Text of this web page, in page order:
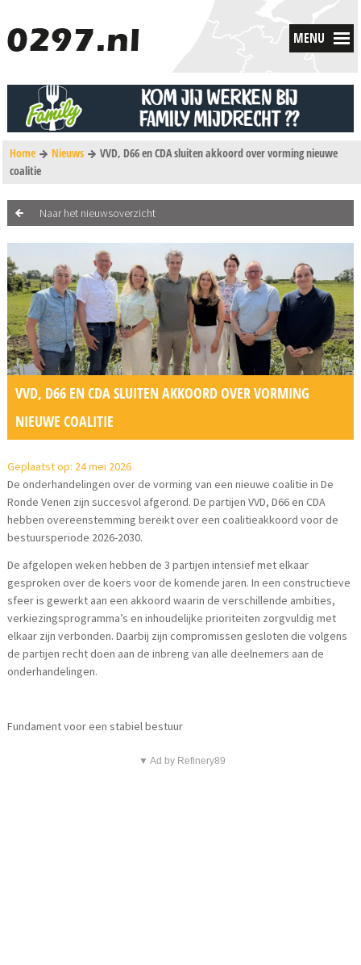
MENU
Home Nieuws
VVD, D66 en CDA sluiten akkoord over vorming nieuwe
coalitie
Naar het nieuwsoverzicht
VVD, D66 EN CDA SLUITEN AKKOORD OVER VORMING
NIEUWE COALITIE
Geplaatst op: 24 mei 2026
De onderhandelingen over de vorming van een nieuwe coalitie in De
Ronde Venen zijn succesvol afgerond. De partijen VVD, D66 en CDA
hebben overeenstemming bereikt over een coalitieakkoord voor de
bestuursperiode 2026-2030.
De afgelopen weken hebben de 3 partijen intensief met elkaar
gesproken over de koers voor de komende jaren. In een constructieve
sfeer is gewerkt aan een akkoord waarin de verschillende ambities,
verkiezingsprogramma’s en inhoudelijke prioriteiten zorgvuldig met
elkaar zijn verbonden. Daarbij zijn compromissen gesloten die volgens
de partijen recht doen aan de inbreng van alle deelnemers aan de
onderhandelingen.
Fundament voor een stabiel bestuur
▼ Ad by Refinery89